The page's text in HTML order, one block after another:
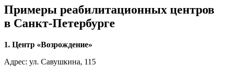
Примеры реабилитационных центров
в Санкт-Петербурге
1. Центр «Возрождение»
Адрес: ул. Савушкина, 115